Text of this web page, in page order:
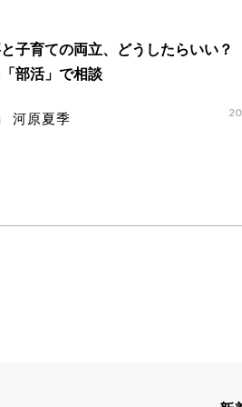
子育ての両立、どうしたらいい
部活」で相談
河原夏季